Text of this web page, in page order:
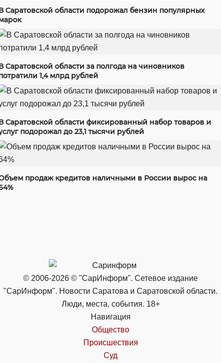
Саратовской области подорожал бензин популярных
Саратовской области за полгода на чиновников
1,4 млрд рублей
Саратовской области фиксированный набор товаров и
подорожал до 23,1 тысячи рублей
продаж кредитов наличными в России вырос на
© 2006-2026 © "СарИнформ". Сетевое издание
"СарИнформ". Новости Саратова и Саратовской области.
Люди, места, события. 18+
Навигация
Общество
Происшествия
Суд